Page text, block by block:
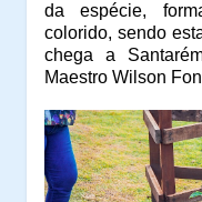
da espécie,
colorido, sendo
chega a
Maestro Wilson